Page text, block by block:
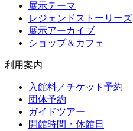
展示テーマ
レジェンドストーリーズ
展示アーカイブ
ショップ＆カフェ
利用案内
入館料／チケット予約
団体予約
ガイドツアー
開館時間・休館日